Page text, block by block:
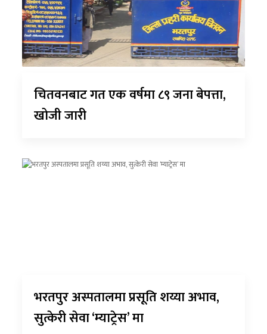
चितवनबाट गत एक वर्षमा ८९ जना बेपत्ता,
खोजी जारी
भरतपुर अस्पतालमा प्रसूति शय्या अभाव,
सुत्केरी सेवा ‘म्याट्रेस’ मा